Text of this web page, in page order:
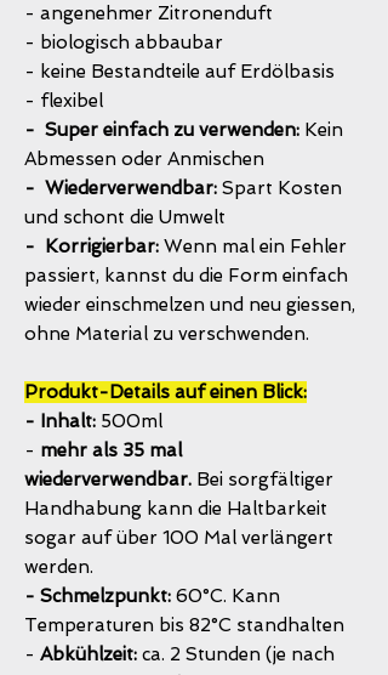
- angenehmer Zitronenduft
- biologisch abbaubar
- keine Bestandteile auf Erdölbasis
- flexibel
- Super einfach zu verwenden: Kein
Abmessen oder Anmischen
- Wiederverwendbar: Spart Kosten
und schont die Umwelt
- Korrigierbar: Wenn mal ein Fehler
passiert, kannst du die Form einfach
wieder einschmelzen und neu giessen,
ohne Material zu verschwenden.
Produkt-Details auf einen Blick:
- Inhalt: 500ml
- mehr als 35 mal
wiederverwendbar. Bei sorgfältiger
Handhabung kann die Haltbarkeit
sogar auf über 100 Mal verlängert
werden.
- Schmelzpunkt: 60°C. Kann
Temperaturen bis 82°C standhalten
- Abkühlzeit: ca. 2 Stunden (je nach